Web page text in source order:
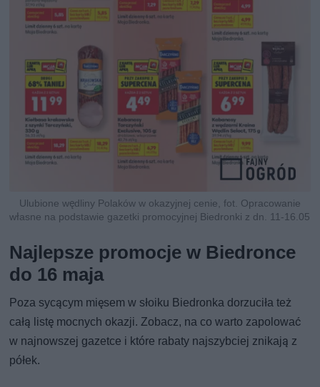
Ulubione wędliny Polaków w okazyjnej cenie, fot. Opracowanie
własne na podstawie gazetki promocyjnej Biedronki z dn. 11-16.05
Najlepsze promocje w Biedronce
do 16 maja
Poza sycącym mięsem w słoiku Biedronka dorzuciła też
całą listę mocnych okazji. Zobacz, na co warto zapolować
w najnowszej gazetce i które rabaty najszybciej znikają z
półek.